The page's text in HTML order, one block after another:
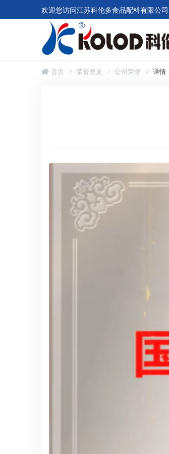
欢迎您访问江苏科伦多食品配料有限公
首页 荣誉资质 公司荣誉 详情